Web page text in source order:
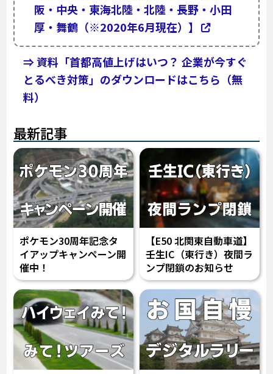
阪・中央・東海北陸・北陸・長野・小田
厚・舞鶴（※2020年6月現在）】
⇒ 資料「首都高値上げはいつ？ 企業が今すぐ
とるべき対策」のダウンロードはこちら（無
料）
最新記事
ポケモン30周年記念タ
イアップキャンペーン開
催中！
【E50 北関東自動車道】
壬生IC（東行き）夜間ラ
ンプ閉鎖のお知らせ